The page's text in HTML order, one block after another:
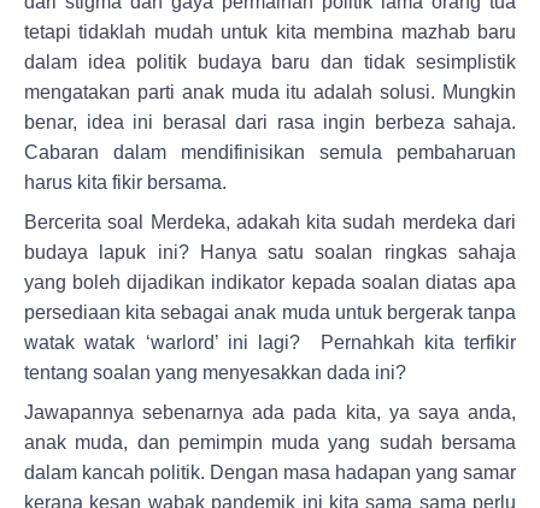
tetapi tidaklah mudah untuk kita membina mazhab baru
dalam idea politik budaya baru dan tidak sesimplistik
mengatakan parti anak muda itu adalah solusi. Mungkin
benar, idea ini berasal dari rasa ingin berbeza sahaja.
Cabaran dalam mendifinisikan semula pembaharuan
harus kita fikir bersama.
budaya lapuk ini? Hanya satu soalan ringkas sahaja
yang boleh dijadikan indikator kepada soalan diatas apa
persediaan kita sebagai anak muda untuk bergerak tanpa
watak watak ‘warlord’ ini lagi? Pernahkah kita terfikir
tentang soalan yang menyesakkan dada ini?
anak muda, dan pemimpin muda yang sudah bersama
dalam kancah politik. Dengan masa hadapan yang samar
kerana kesan wabak pandemik ini kita sama sama perlu